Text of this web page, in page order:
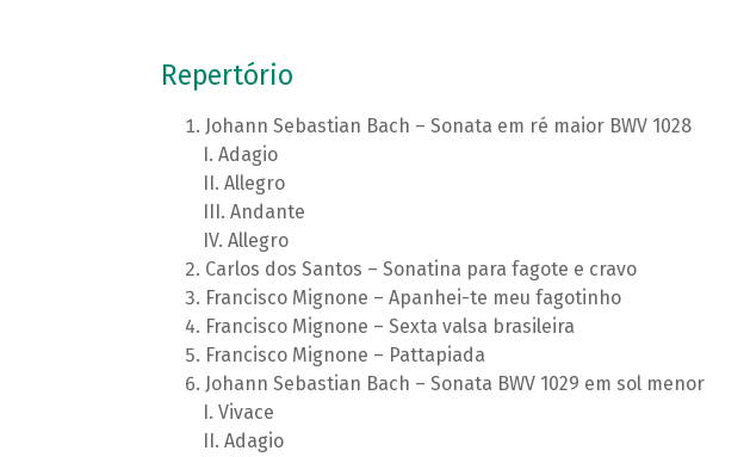
Repertório
Johann Sebastian Bach – Sonata em ré maior BWV 1028
Adagio
Allegro
Andante
Allegro
Carlos dos Santos – Sonatina para fagote e cravo
Francisco Mignone – Apanhei-te meu fagotinho
Francisco Mignone – Sexta valsa brasileira
Francisco Mignone – Pattapiada
Johann Sebastian Bach – Sonata BWV 1029 em sol menor
Vivace
Adagio